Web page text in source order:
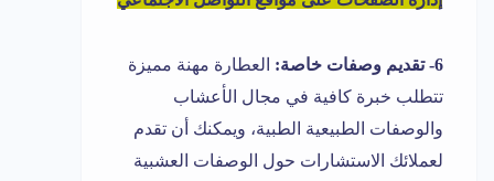
6- تقديم وصفات خاصة:
العطارة مهنة مميزة
تتطلب خبرة كافية في مجال الأعشاب
والوصفات الطبيعية الطبية، ويمكنك أن تقدم
لعملائك الاستشارات حول الوصفات العشبية